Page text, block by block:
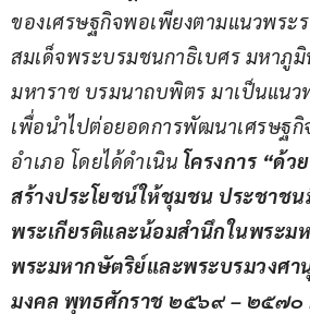
ของเศรษฐกิจพอเพียงตามแนวพระ
สมเด็จพระบรมชนกาธิเบศร มหาภู
มหาราช บรมนาถบพิตร มาเป็นแนว
เพื่อนำไปต่อยอดการพัฒนาเศรษฐกิ
อำเภอ โดยได้ดำเนิน โครงการ “ด้
สร้างประโยชน์ให้ชุมชน ประชาชน
พระเกียรติและน้อมสำนึกในพระ
พระมหากษัตริย์และพระบรมวงศา
มงคล พุทธศักราช ๒๕๖๙ – ๒๕๗๐